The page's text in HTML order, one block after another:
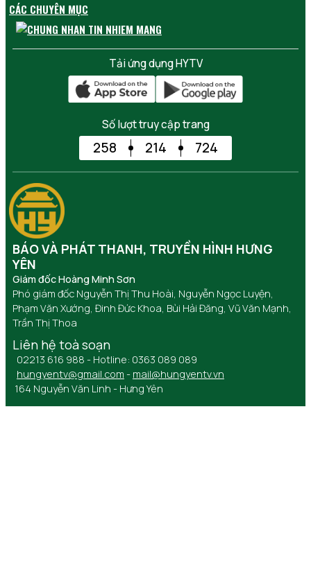
CÁC CHUYÊN MỤC
Tải ứng dụng HYTV
Số lượt truy cập trang
258 214 724
BÁO VÀ PHÁT THANH, TRUYỀN HÌNH HƯNG
YÊN
Giám đốc Hoàng Minh Sơn
Phó giám đốc Nguyễn Thị Thu Hoài, Nguyễn Ngọc Luyện,
Phạm Văn Xướng, Đinh Đức Khoa, Bùi Hải Đăng, Vũ Văn Mạnh,
Trần Thị Thoa
Liên hệ toà soạn
02213 616 988 - Hotline: 0363 089 089
hungyentv@gmail.com - mail@hungyentv.vn
164 Nguyễn Văn Linh - Hưng Yên